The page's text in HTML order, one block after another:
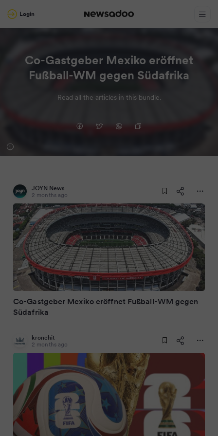
Login
Co-Gastgeber Mexiko eröffnet
Fußball-WM gegen Südafrika
Read all the articles in this bundle.
JOYN News
2 months ago
Co-Gastgeber Mexiko eröffnet Fußball-WM gegen
Südafrika
kronehit
2 months ago